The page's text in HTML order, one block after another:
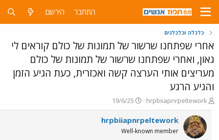
התחבר הירשם
כלכלה וכלכלנים
אחרי שפתחנו שרשור של תמונות של כולם קוראים לי
גאון, ואחרי שפתחנו שרשור של תמונות של כולם
מעריצים אותי הערצה קשה ואכזרית, כעת הגיע הזמן
והגיע הרגע
פ
ו
ת
ח
ה
hrpbiiapnrpeltework
פ
ו
ר
ס
ם
19/6/25
hrpbiiapnrpeltework
Well-known member